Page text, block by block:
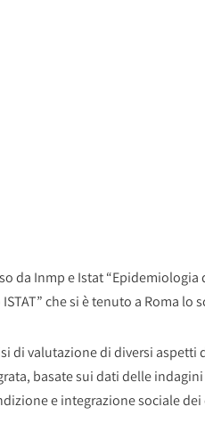
da Inmp e Istat
che si è tenuto a Roma lo
di valutazione di diversi aspetti
basate sui dati delle
e integrazione sociale